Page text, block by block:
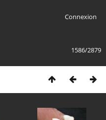
Connexion
1586/2879